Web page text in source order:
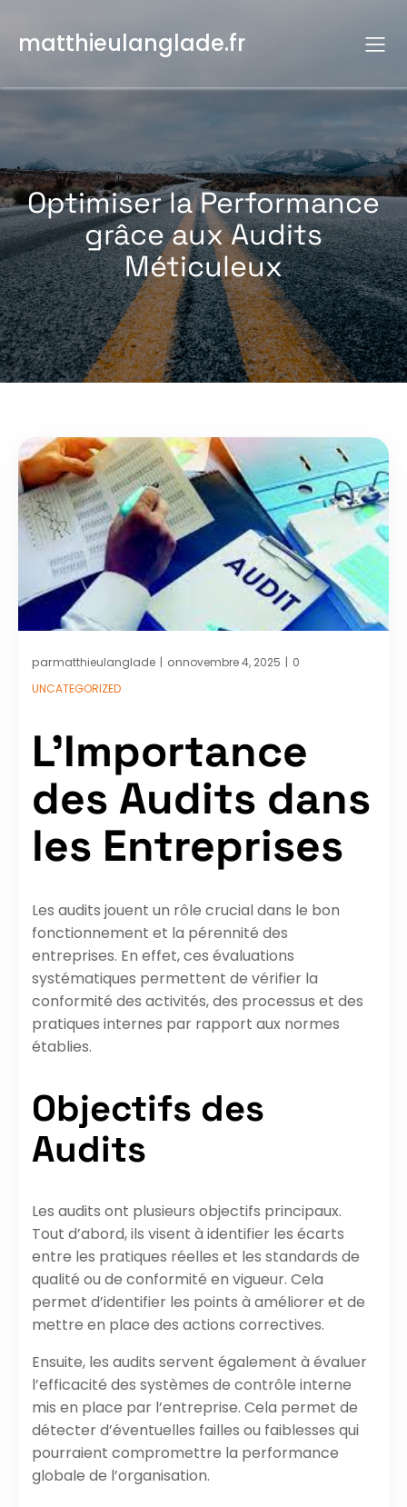
contenu
matthieulanglade.fr
Optimiser la Performance
grâce aux Audits
Méticuleux
parmatthieulanglade | onnovembre 4, 2025 | 0
UNCATEGORIZED
L’Importance
des Audits dans
les Entreprises
Les audits jouent un rôle crucial dans le bon
fonctionnement et la pérennité des
entreprises. En effet, ces évaluations
systématiques permettent de vérifier la
conformité des activités, des processus et des
pratiques internes par rapport aux normes
établies.
Objectifs des
Audits
Les audits ont plusieurs objectifs principaux.
Tout d’abord, ils visent à identifier les écarts
entre les pratiques réelles et les standards de
qualité ou de conformité en vigueur. Cela
permet d’identifier les points à améliorer et de
mettre en place des actions correctives.
Ensuite, les audits servent également à évaluer
l’efficacité des systèmes de contrôle interne
mis en place par l’entreprise. Cela permet de
détecter d’éventuelles failles ou faiblesses qui
pourraient compromettre la performance
globale de l’organisation.